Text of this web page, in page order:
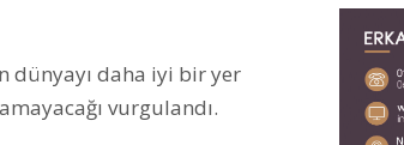
dünyayı daha iyi bir yer
vurgulandı.